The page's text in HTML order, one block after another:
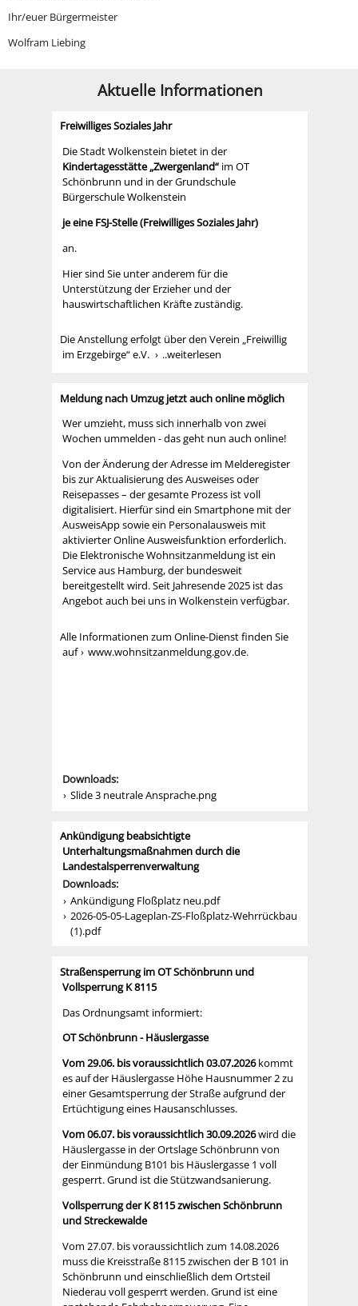
Ihr/euer Bürgermeister
Wolfram Liebing
Aktuelle Informationen
Freiwilliges Soziales Jahr
Die Stadt Wolkenstein bietet in der
Kindertagesstätte „Zwergenland“im OT
Schönbrunn und in der Grundschule
Bürgerschule Wolkenstein
je eine FSJ-Stelle (Freiwilliges Soziales Jahr)
an.
Hier sind Sie unter anderem für die
Unterstützung der Erzieher und der
hauswirtschaftlichen Kräfte zuständig.
Die Anstellung erfolgt über den Verein „Freiwillig
im Erzgebirge“ e.V.
..weiterlesen
Meldung nach Umzug jetzt auch online möglich
Wer umzieht, muss sich innerhalb von zwei
Wochen ummelden - das geht nun auch online!
Von der Änderung der Adresse im Melderegister
bis zur Aktualisierung des Ausweises oder
Reisepasses – der gesamte Prozess ist voll
digitalisiert. Hierfür sind ein Smartphone mit der
AusweisApp sowie ein Personalausweis mit
aktivierter Online Ausweisfunktion erforderlich.
Die Elektronische Wohnsitzanmeldung ist ein
Service aus Hamburg, der bundesweit
bereitgestellt wird. Seit Jahresende 2025 ist das
Angebot auch bei uns in Wolkenstein verfügbar.
Alle Informationen zum Online-Dienst finden Sie
auf
www.wohnsitzanmeldung.gov.de.
Downloads:
Slide 3 neutrale Ansprache.png
Ankündigung beabsichtigte
Unterhaltungsmaßnahmen durch die
Landestalsperrenverwaltung
Downloads:
Ankündigung Floßplatz neu.pdf
2026-05-05-Lageplan-ZS-Floßplatz-Wehrrückbau
(1).pdf
Straßensperrung im OT Schönbrunn und
Vollsperrung K 8115
Das Ordnungsamt informiert:
OT Schönbrunn - Häuslergasse
Vom 29.06. bis voraussichtlich 03.07.2026kommt
es auf der Häuslergasse Höhe Hausnummer 2 zu
einer Gesamtsperrung der Straße aufgrund der
Ertüchtigung eines Hausanschlusses.
Vom 06.07. bis voraussichtlich 30.09.2026wird die
Häuslergasse in der Ortslage Schönbrunn von
der Einmündung B101 bis Häuslergasse 1 voll
gesperrt. Grund ist die Stützwandsanierung.
Vollsperrung der K 8115 zwischen Schönbrunn
und Streckewalde
Vom 27.07. bis voraussichtlich zum 14.08.2026
muss die Kreisstraße 8115 zwischen der B 101 in
Schönbrunn und einschließlich dem Ortsteil
Niederau voll gesperrt werden. Grund ist eine